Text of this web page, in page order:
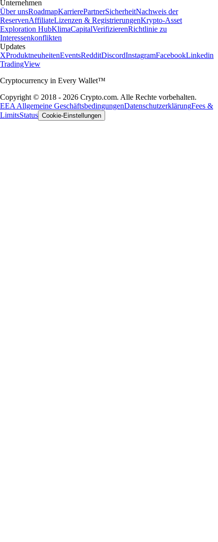
Unternehmen
Über unsRoadmapKarrierePartnerSicherheitNachweis der
ReservenAffiliateLizenzen & RegistrierungenKrypto-Asset
Exploration HubKlimaCapitalVerifizierenRichtlinie zu
Interessenkonflikten
Updates
XProduktneuheitenEventsRedditDiscordInstagramFacebookLinkedin
TradingView
Cryptocurrency in Every Wallet™
Copyright © 2018 - 2026 Crypto.com. Alle Rechte vorbehalten.
EEA Allgemeine GeschäftsbedingungenDatenschutzerklärungFees &
LimitsStatus Cookie-Einstellungen